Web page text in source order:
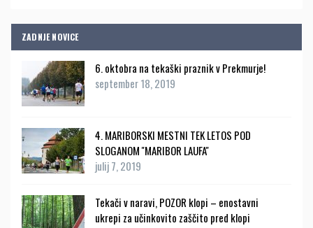
ZADNJE NOVICE
6. oktobra na tekaški praznik v Prekmurje!
september 18, 2019
4. MARIBORSKI MESTNI TEK LETOS POD
SLOGANOM ''MARIBOR LAUFA''
julij 7, 2019
Tekači v naravi, POZOR klopi – enostavni
ukrepi za učinkovito zaščito pred klopi